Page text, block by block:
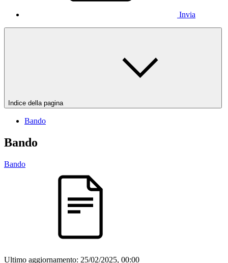
Invia
Indice della pagina
Bando
Bando
Bando
Ultimo aggiornamento: 25/02/2025, 00:00